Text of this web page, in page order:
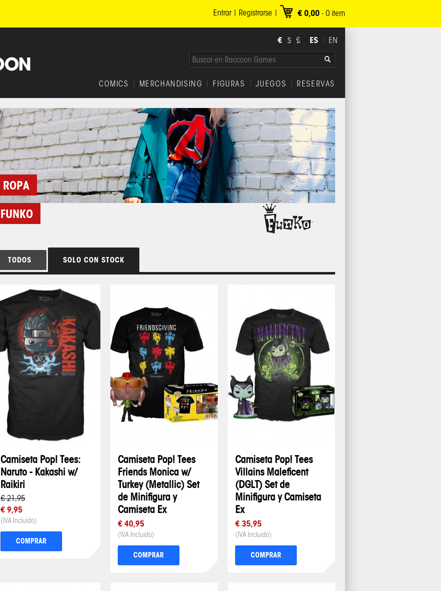
€ 0,00 - 0 item
Registrarse
Entrar
€ $ £ ES EN
RESERVAS
JUEGOS
FIGURAS
MERCHANDISING
COMICS
ROPA
FUNKO
TODOS SOLO CON STOCK
Camiseta Pop! Tees:
Naruto - Kakashi w/
Raikiri
€ 21,95
€ 9,95
(IVA Incluido)
COMPRAR
Camiseta Pop! Tees
Friends Monica w/
Turkey (Metallic) Set
de Minifigura y
Camiseta Ex
€ 40,95
(IVA Incluido)
COMPRAR
Camiseta Pop! Tees
Villains Maleficent
(DGLT) Set de
Minifigura y Camiseta
Ex
€ 35,95
(IVA Incluido)
COMPRAR